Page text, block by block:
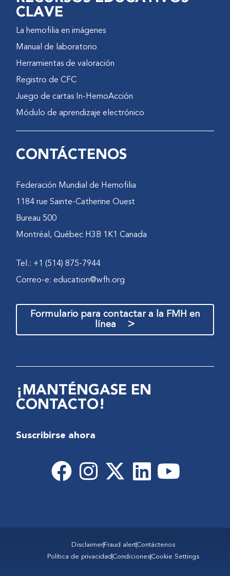
CLAVE
La hemofilia en imágenes
Manual de laboratorio
Herramientas de valoración
Registro de CFC
Juego de cartas In-HemoAcción
Módulo de aprendizaje electrónico
CONTÁCTENOS
Federación Mundial de Hemofilia
1184 rue Sainte-Catherine Ouest
Bureau 500
Montréal, Québec H3B 1K1 Canada
Tel.: +1 (514) 875-7944
Correo-e:education@wfh.org
Formulario para contactar a la FMH en
línea
>
¡MANTÉNGASE EN
CONTACTO!
Suscribirse ahora
Disclaimer Fraud alertContáctenos
Política de privacidad CondicionesCookie Settings